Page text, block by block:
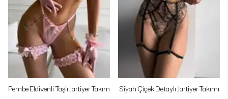
Pembe Eldivenli Taşlı Jartiyer Takım Siyah Çiçek Detaylı Jartiyer Takımı